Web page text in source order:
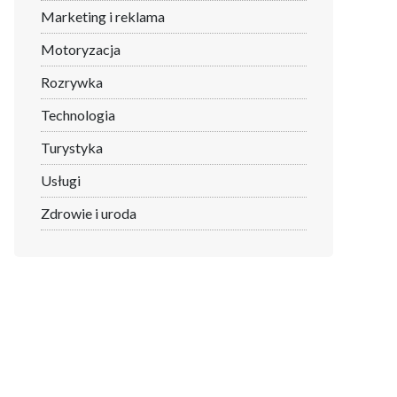
Marketing i reklama
Motoryzacja
Rozrywka
Technologia
Turystyka
Usługi
Zdrowie i uroda